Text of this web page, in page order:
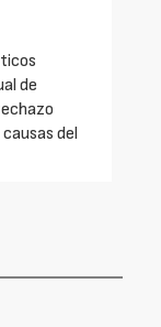
de
del